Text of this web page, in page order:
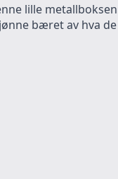
lille
bæret av hva